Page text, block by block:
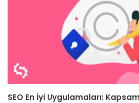
SEO En İyi Uygulamaları: